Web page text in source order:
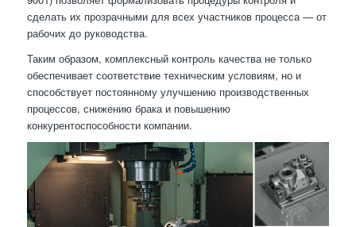
сделать их прозрачными для всех участников процесса — от
рабочих до руководства.
Таким образом, комплексный контроль качества не только
обеспечивает соответствие техническим условиям, но и
способствует постоянному улучшению производственных
процессов, снижению брака и повышению
конкурентоспособности компании.